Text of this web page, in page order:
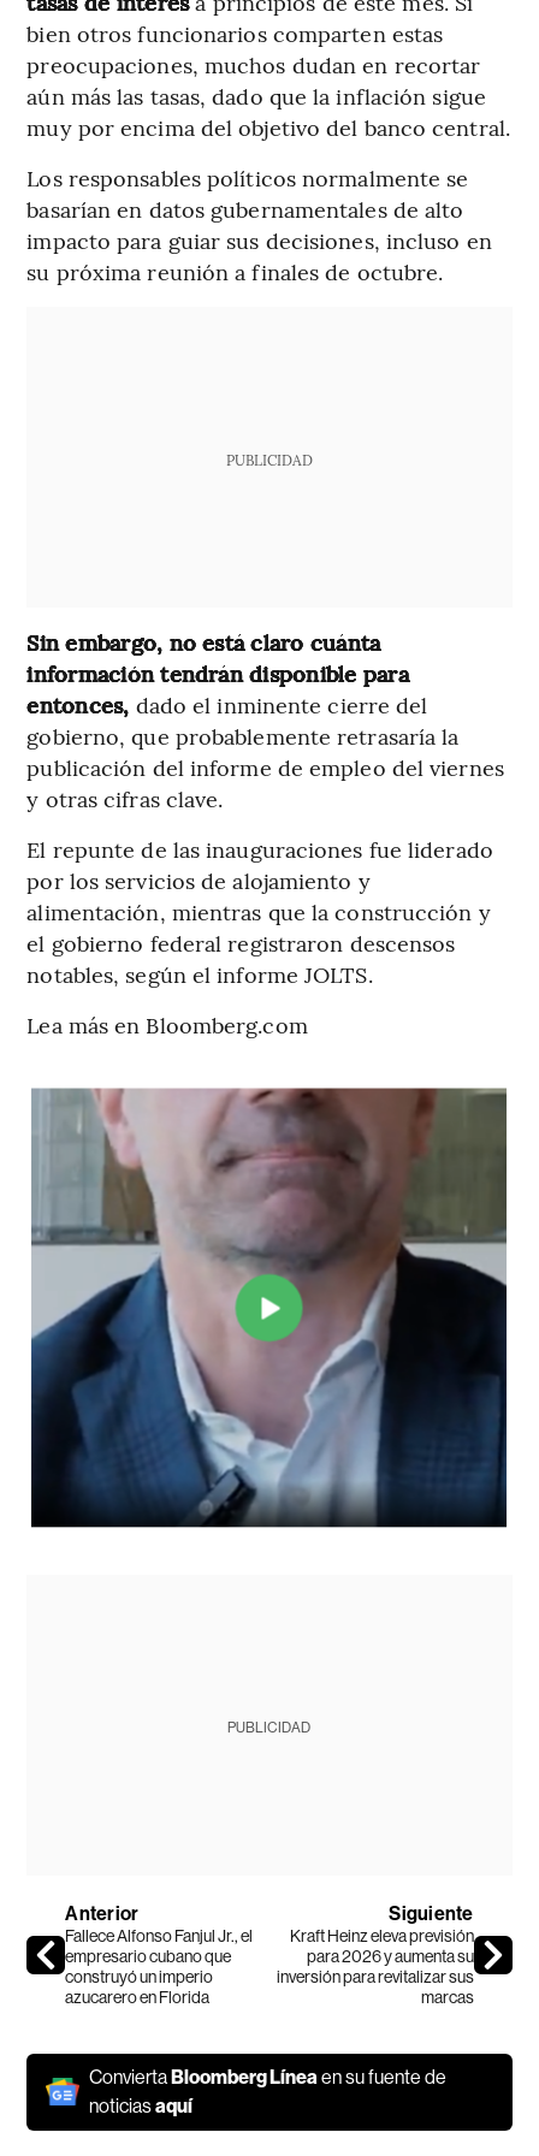
bien otros funcionarios comparten estas
preocupaciones, muchos dudan en recortar
aún más las tasas, dado que la inflación sigue
muy por encima del objetivo del banco central.
Los responsables políticos normalmente se
basarían en datos gubernamentales de alto
impacto para guiar sus decisiones, incluso en
su próxima reunión a finales de octubre.
PUBLICIDAD
Sin embargo, no está claro cuánta
información tendrán disponible para
entonces, dado el inminente cierre del
gobierno, que probablemente retrasaría la
publicación del informe de empleo del viernes
y otras cifras clave.
El repunte de las inauguraciones fue liderado
por los servicios de alojamiento y
alimentación, mientras que la construcción y
el gobierno federal registraron descensos
notables, según el informe JOLTS.
Lea más en Bloomberg.com
PUBLICIDAD
Anterior
Fallece Alfonso Fanjul Jr., el
empresario cubano que
construyó un imperio
azucarero en Florida
Siguiente
Kraft Heinz eleva previsión
para 2026 y aumenta su
inversión para revitalizar sus
marcas
ConviertaBloomberg Línea en su fuente de
noticiasaquí